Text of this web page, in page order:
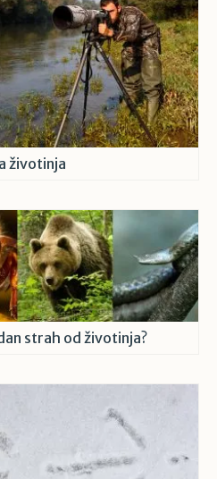
životinja
strah od životinja?